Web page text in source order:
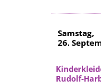
Samstag,
26.
Rudolf-